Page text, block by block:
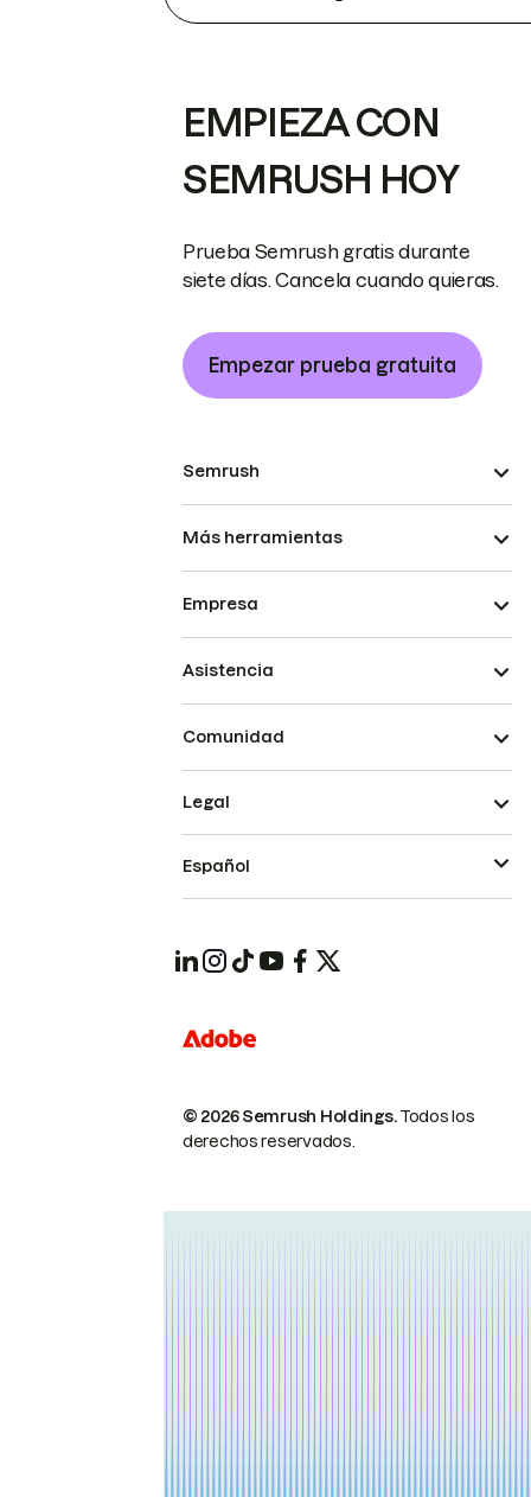
EMPIEZA CON
SEMRUSH HOY
Prueba Semrush gratis durante
siete días. Cancela cuando quieras.
Empezar prueba gratuita
Semrush
Más herramientas
Empresa
Asistencia
Comunidad
© 2026 Semrush Holdings.Todos los
derechos reservados.
Legal
Español